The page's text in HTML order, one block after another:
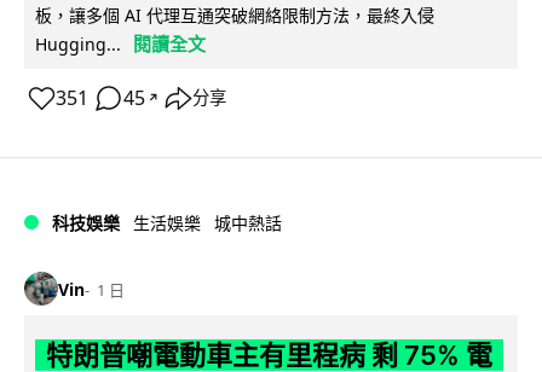
板，讓多個 AI 代理互通突破網絡限制方法，最終入侵
Hugging...
閱讀全文
351 45 ↗ 分享
科技娛樂 生活娛樂 城中熱話
Vin 1 日
特朗普嘲電動車主有里程病 剩 75% 電